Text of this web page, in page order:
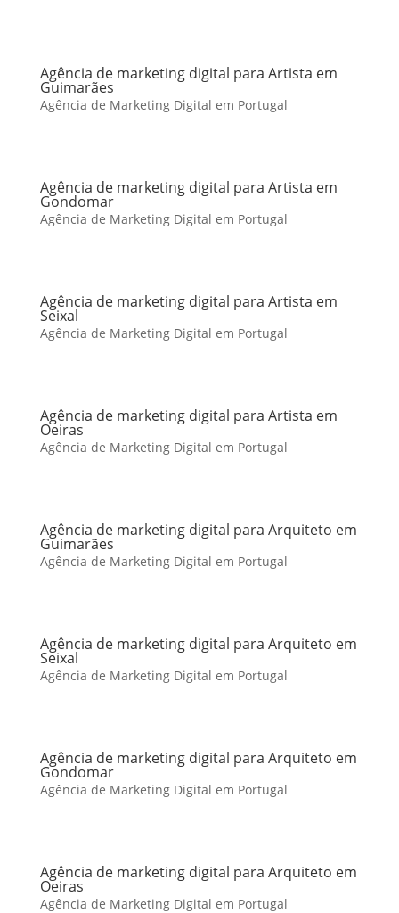
Agência de marketing digital para Artista em
Guimarães
Agência de Marketing Digital em Portugal
Agência de marketing digital para Artista em
Gondomar
Agência de Marketing Digital em Portugal
Agência de marketing digital para Artista em
Seixal
Agência de Marketing Digital em Portugal
Agência de marketing digital para Artista em
Oeiras
Agência de Marketing Digital em Portugal
Agência de marketing digital para Arquiteto em
Guimarães
Agência de Marketing Digital em Portugal
Agência de marketing digital para Arquiteto em
Seixal
Agência de Marketing Digital em Portugal
Agência de marketing digital para Arquiteto em
Gondomar
Agência de Marketing Digital em Portugal
Agência de marketing digital para Arquiteto em
Oeiras
Agência de Marketing Digital em Portugal